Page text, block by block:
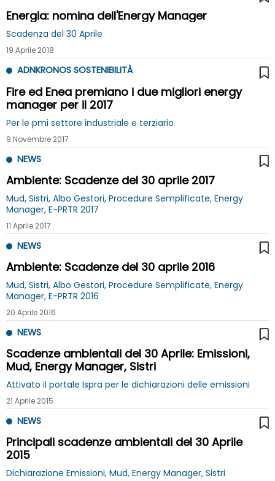
Energia: nomina dell'Energy Manager
Scadenza del 30 Aprile
19 Aprile 2018
ADNKRONOS SOSTENIBILITÀ
Fire ed Enea premiano i due migliori energy
manager per il 2017
Per le pmi settore industriale e terziario
9 Novembre 2017
NEWS
Ambiente: Scadenze del 30 aprile 2017
Mud, Sistri, Albo Gestori, Procedure Semplificate, Energy
Manager, E-PRTR 2017
11 Aprile 2017
NEWS
Ambiente: Scadenze del 30 aprile 2016
Mud, Sistri, Albo Gestori, Procedure Semplificate, Energy
Manager, E-PRTR 2016
20 Aprile 2016
NEWS
Scadenze ambientali del 30 Aprile: Emissioni,
Mud, Energy Manager, Sistri
Attivato il portale Ispra per le dichiarazioni delle emissioni
21 Aprile 2015
NEWS
Principali scadenze ambientali del 30 Aprile
2015
Dichiarazione Emissioni, Mud, Energy Manager, Sistri